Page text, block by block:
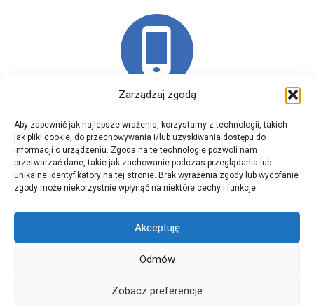
Zarządzaj zgodą
Aby zapewnić jak najlepsze wrażenia, korzystamy z technologii, takich
jak pliki cookie, do przechowywania i/lub uzyskiwania dostępu do
informacji o urządzeniu. Zgoda na te technologie pozwoli nam
przetwarzać dane, takie jak zachowanie podczas przeglądania lub
unikalne identyfikatory na tej stronie. Brak wyrażenia zgody lub wycofanie
zgody może niekorzystnie wpłynąć na niektóre cechy i funkcje.
Akceptuję
Odmów
Zobacz preferencje
Skontaktuj się z nami
© 2026 Domintell - automatyka domowa. | All Rights
Plików Cookies (EU)
This site is protected by reCAPTCHA and the GooglePrivacy
Terms of Service